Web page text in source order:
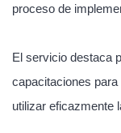
proceso de
El servicio destaca
capacitaciones
utilizar eficazmente